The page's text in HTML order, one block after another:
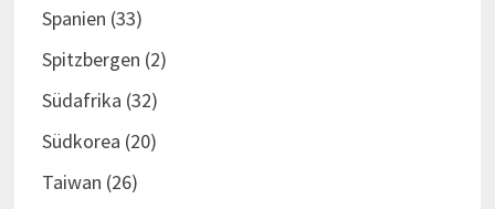
Spanien (33)
Spitzbergen (2)
Südafrika (32)
Südkorea (20)
Taiwan (26)